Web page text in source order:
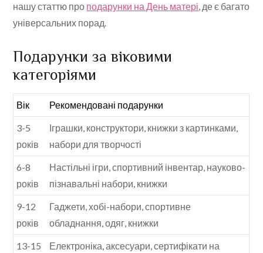
нашу статтю про подарунки на День матері, де є багато
універсальних порад.
Подарунки за віковими
категоріями
Вік Рекомендовані подарунки
3-5
років
Іграшки, конструктори, книжки з картинками,
набори для творчості
6-8
років
Настільні ігри, спортивний інвентар, науково-
пізнавальні набори, книжки
9-12
років
Гаджети, хобі-набори, спортивне
обладнання, одяг, книжки
13-15
Електроніка, аксесуари, сертифікати на